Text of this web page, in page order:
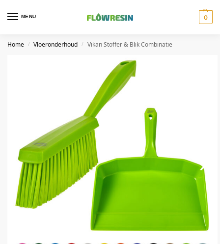
MENU 0
Home / Vloeronderhoud / Vikan Stoffer & Blik Combinatie